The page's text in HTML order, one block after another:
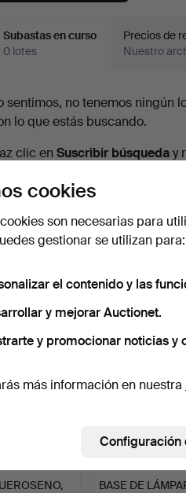
Subastas en curso
0 lotes
Precios de
Nuestro
sentimos, no tenemos ningún
lo que estás buscando.
clic enSuscribir búsqueday
archivo que
BASE DE
cookies
son necesarias para
gestionar se utilizan para:
el contenido y las
y mejorar Auctionet.
y promocionar noticias y
más información en nuestra
Configuración